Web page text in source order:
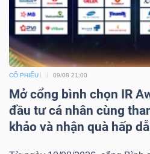
CỔ PHIẾU 09/08 21:00
Mở cổng bình chọn IR
đầu tư cá nhân cùng
khảo và nhận quà hấp
NGHIỆP
TIÊU
DÙNG
KHÔNG